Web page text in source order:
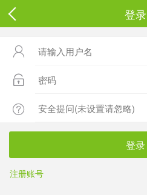
登录



登录
注册账号